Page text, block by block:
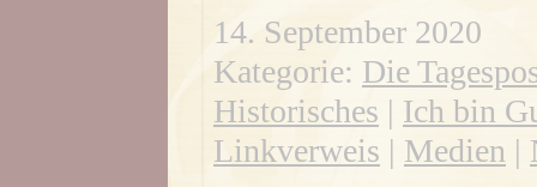
14. September 2020
Kategorie: Die
Historisches | Ich bin
Linkverweis | Medien |